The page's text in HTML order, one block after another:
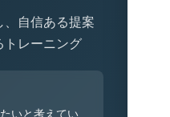
自信ある提案
トレーニング
いと考えてい